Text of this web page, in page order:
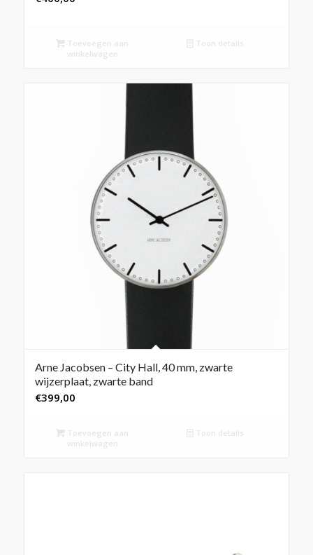
Toevoegen aan
winkelwagen
Toon details
Arne Jacobsen – City Hall, 40 mm, zwarte
wijzerplaat, zwarte band
€399,00
Toevoegen aan
winkelwagen
Toon details